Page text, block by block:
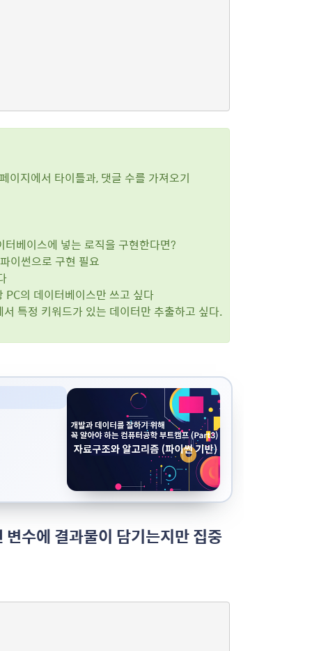
에서 타이틀과, 댓글 수를 가져오기
베이스에 넣는 로직을 구현한다면?
이썬으로 구현 필요
의 데이터베이스만 쓰고 싶다
정 키워드가 있는 데이터만 추출하고 싶다.
수에 결과물이 담기는지만 집중